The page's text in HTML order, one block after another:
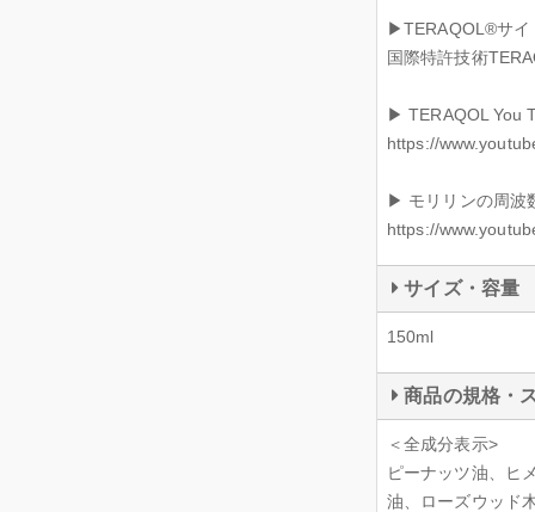
▶︎TERAQOL®サイ
国際特許技術
▶︎ TERAQOL You
https://
▶︎ モリリンの周波
https://
サイズ・容量
150ml
商品の規格・
＜全成分表示>
ピーナッツ油、ヒ
油、ローズウッド